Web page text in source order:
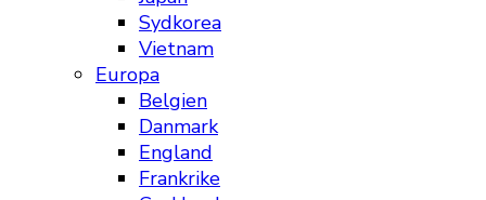
Sydkorea
Vietnam
Europa
Belgien
Danmark
England
Frankrike